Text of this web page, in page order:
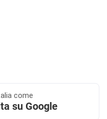
come
su Google